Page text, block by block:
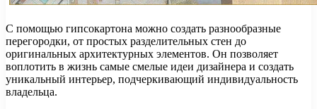
С помощью гипсокартона можно создать разнообразные
перегородки, от простых разделительных стен до
оригинальных архитектурных элементов. Он позволяет
воплотить в жизнь самые смелые идеи дизайнера и создать
уникальный интерьер, подчеркивающий индивидуальность
владельца.